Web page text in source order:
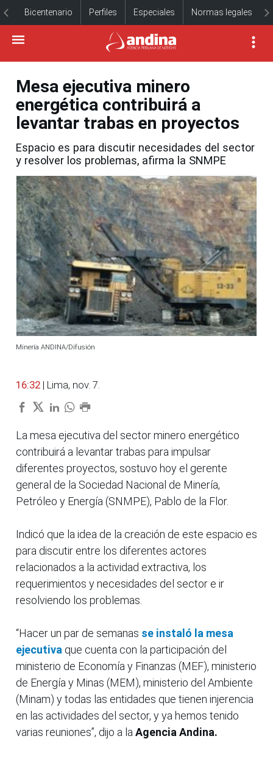
Bicentenario Perfiles Especiales Normas legales
Mesa ejecutiva minero
energética contribuirá a
levantar trabas en proyectos
Espacio es para discutir necesidades del sector
y resolver los problemas, afirma la SNMPE
Minería ANDINA/Difusión
16:32 | Lima, nov. 7.
La mesa ejecutiva del sector minero energético
contribuirá a levantar trabas para impulsar
diferentes proyectos, sostuvo hoy el gerente
general de la Sociedad Nacional de Minería,
Petróleo y Energía (SNMPE), Pablo de la Flor.
Indicó que la idea de la creación de este espacio es
para discutir entre los diferentes actores
relacionados a la actividad extractiva, los
requerimientos y necesidades del sector e ir
resolviendo los problemas.
“Hacer un par de semanas se instaló la mesa
ejecutiva que cuenta con la participación del
ministerio de Economía y Finanzas (MEF), ministerio
de Energía y Minas (MEM), ministerio del Ambiente
(Minam) y todas las entidades que tienen injerencia
en las actividades del sector, y ya hemos tenido
varias reuniones”, dijo a la Agencia Andina.